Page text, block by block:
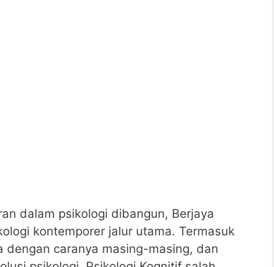
dalam psikologi dibangun, Berjaya
kontemporer jalur utama. Termasuk
dengan caranya masing-masing, dan